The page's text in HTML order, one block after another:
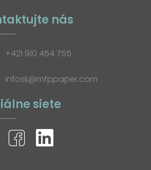
nás
+421 910 454 755
infosk@mfppaper.com
siete